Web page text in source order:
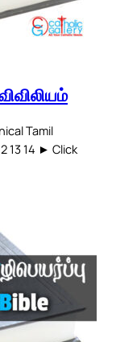
Tamil
13 14 ► Click